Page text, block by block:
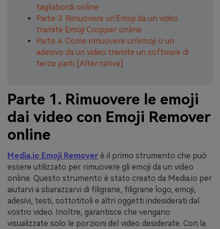
tagliabordi online
Parte 3. Rimuovere un'Emoji da un video
tramite Emoji Cropper online
Parte 4. Come rimuovere un'emoji o un
adesivo da un video tramite un software di
terze parti [Alternative]
Parte 1. Rimuovere le emoji
dai video con Emoji Remover
online
Media.io Emoji Remover è il primo strumento che può
essere utilizzato per rimuovere gli emoji da un video
online. Questo strumento è stato creato da Media.io per
aiutarvi a sbarazzarvi di filigrane, filigrane logo, emoji,
adesivi, testi, sottotitoli e altri oggetti indesiderati dal
vostro video. Inoltre, garantisce che vengano
visualizzate solo le porzioni del video desiderate. Con la